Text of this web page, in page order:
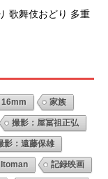
歌舞伎おどり 多重
16mm 家族
撮影：屋冨祖正弘
影：遠藤保雄
Itoman 記録映画